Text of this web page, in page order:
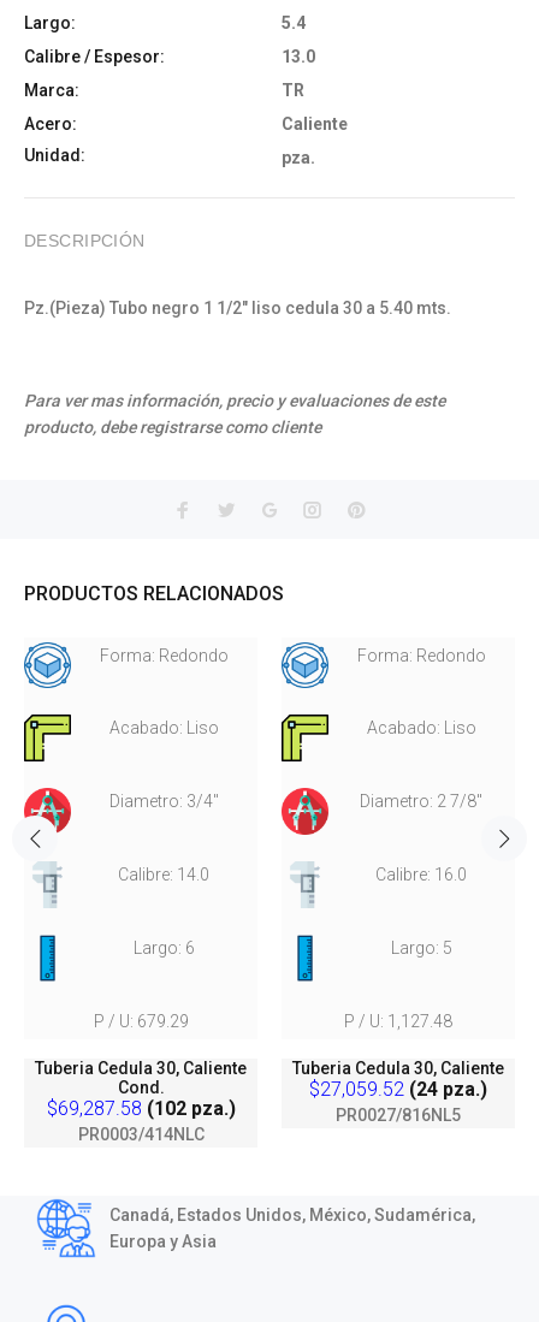
Largo:
5.4
Calibre / Espesor:
13.0
Marca:
TR
Acero:
Caliente
Unidad:
pza.
DESCRIPCIÓN
Pz.(Pieza) Tubo negro 1 1/2" liso cedula 30 a 5.40 mts.
Para ver mas información, precio y evaluaciones de este
producto, debe registrarse como cliente
PRODUCTOS RELACIONADOS
Forma: Redondo
Acabado: Liso
Diametro: 3/4"
Calibre: 14.0
Largo: 6
P / U: 679.29
Tuberia Cedula 30, Caliente
Cond.
$69,287.58 (102 pza.)
PR0003/414NLC
Forma: Redondo
Acabado: Liso
Diametro: 2 7/8"
Calibre: 16.0
Largo: 5
P / U: 1,127.48
Tuberia Cedula 30, Caliente
$27,059.52 (24 pza.)
PR0027/816NL5
Canadá, Estados Unidos, México, Sudamérica,
Europa y Asia